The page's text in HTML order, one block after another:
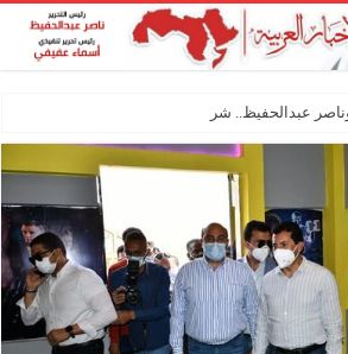
عبدالحفيظ.. شراكة فنية ت